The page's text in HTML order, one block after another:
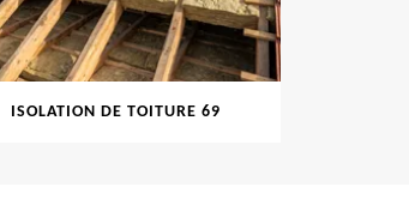
ISOLATION DE TOITURE 69